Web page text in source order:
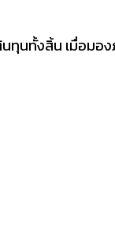
ทุนทั้งสิ้น เมื่อมอ